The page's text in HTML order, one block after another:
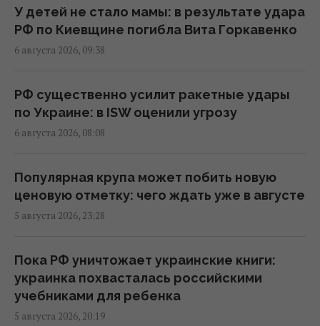
РФ атаковала судно с украинской
Украинские дроны ударили по двум
10:42 четверг, 06 августа 2026
Самая стратегическая и символическая
цель: в TWZ раскрыли смысл атаки на
У детей не стало мамы: в результате удара
РФ по Киевщине погибла Вита Горкавенко
6 августа 2026, 09:38
РФ существенно усилит ракетные удары
по Украине: в ISW оценили угрозу
6 августа 2026, 08:08
Популярная крупа может побить новую
ценовую отметку: чего ждать уже в августе
5 августа 2026, 23:28
Пока РФ уничтожает украинские книги:
украинка похвасталась российскими
учебниками для ребенка
5 августа 2026, 20:19